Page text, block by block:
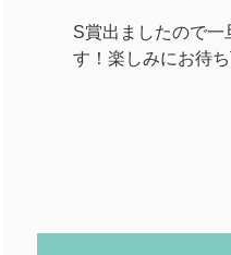
S賞出ましたので一
す！楽しみにお待ち